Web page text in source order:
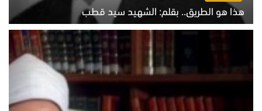
هذا هو الطريق.. بقلم: الشهيد سيد قطب
الخميس 6 أغسطس 2026 10:52 ص